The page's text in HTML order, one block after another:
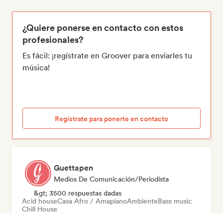
¿Quiere ponerse en contacto con estos
profesionales?
Es fácil: ¡regístrate en Groover para enviarles tu
música!
Regístrate para ponerte en contacto
Guettapen
Medios De Comunicación/Periodista
&gt; 3500 respuestas dadas
Acid houseCasa Afro / AmapianoAmbienteBass music
Chill House